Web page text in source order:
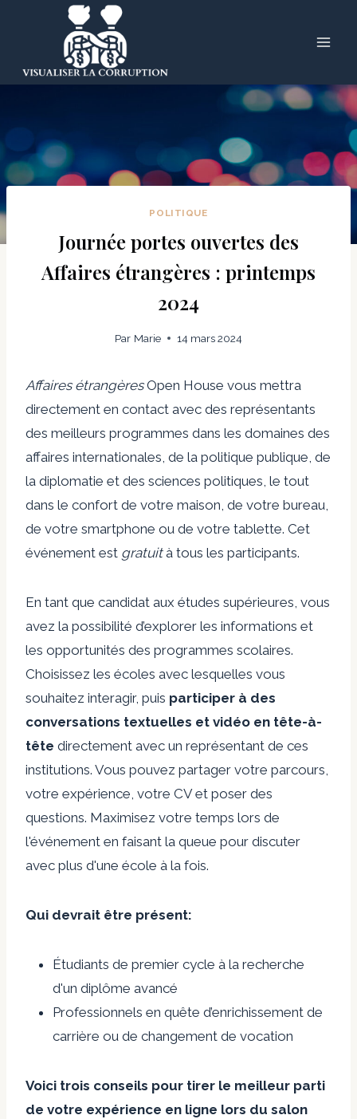
POLITIQUE
Journée portes ouvertes des
Affaires étrangères : printemps
2024
Par Marie 14 mars 2024
Affaires étrangèresOpen House vous mettra
directement en contact avec des représentants
des meilleurs programmes dans les domaines des
affaires internationales, de la politique publique, de
la diplomatie et des sciences politiques, le tout
dans le confort de votre maison, de votre bureau,
de votre smartphone ou de votre tablette. Cet
événement est gratuità tous les participants.
En tant que candidat aux études supérieures, vous
avez la possibilité d’explorer les informations et
les opportunités des programmes scolaires.
Choisissez les écoles avec lesquelles vous
souhaitez interagir, puis participer à des
conversations textuelles et vidéo en tête-à-
tête directement avec un représentant de ces
institutions. Vous pouvez partager votre parcours,
votre expérience, votre CV et poser des
questions. Maximisez votre temps lors de
l'événement en faisant la queue pour discuter
avec plus d'une école à la fois.
Qui devrait être présent:
Étudiants de premier cycle à la recherche
d'un diplôme avancé
Professionnels en quête d’enrichissement de
carrière ou de changement de vocation
Voici trois conseils pour tirer le meilleur parti
de votre expérience en ligne lors du salon